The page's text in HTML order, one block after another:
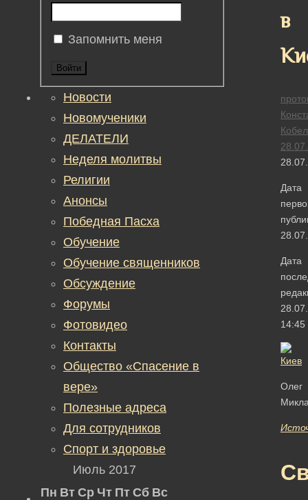
в
Дата
Дата
14:45
Олег
Запомнить меня
Войти
Новости
Новомученики
ДЕЛАТЕЛИ
Неделя молитвы
Религии
Анонсы
Победная Пасха
Обучение
Обучение священников
Обсуждение
Форумы
Фотовидео
Контакты
Общество «Спасение в
вере»
Полезные адреса
Для сотрудников
Спорт и здоровье
Июль 2017
Пн Вт Ср Чт Пт Сб Вс